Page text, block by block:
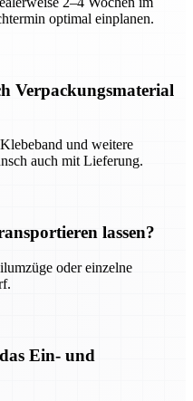
optimal einplanen.
Verpackungsmaterial
und weitere
auch mit Lieferung.
lassen?
oder einzelne
Ein- und